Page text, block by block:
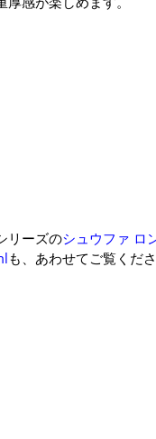
リーズのシュウファ ロ
も、あわせてご覧くださ